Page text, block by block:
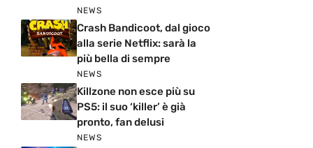
NEWS
Crash Bandicoot, dal gioco
alla serie Netflix: sarà la
più bella di sempre
NEWS
Killzone non esce più su
PS5: il suo ‘killer’ è già
pronto, fan delusi
NEWS